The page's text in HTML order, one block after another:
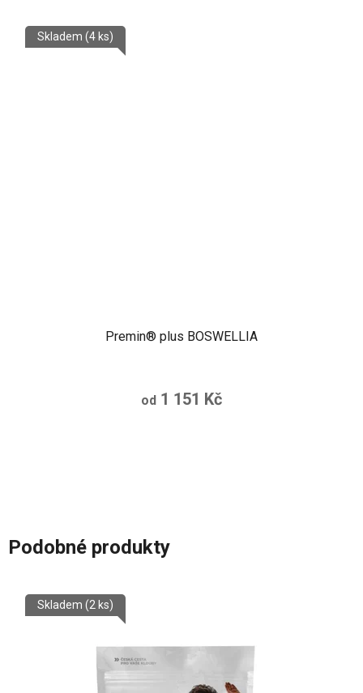
Premin® plus BOSWELLIA
Skladem (4 ks)
od 1 151 Kč
Podobné produkty
Skladem (2 ks)